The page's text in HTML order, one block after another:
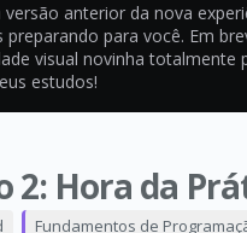
anterior da nova
para você. Em
visual novinha totalmente
estudos!
2: Hora da
Fundamentos de